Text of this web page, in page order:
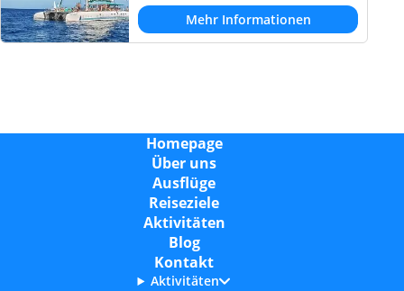
Mehr Informationen
Homepage
Über uns
Ausflüge
Reiseziele
Aktivitäten
Blog
Kontakt
Aktivitäten